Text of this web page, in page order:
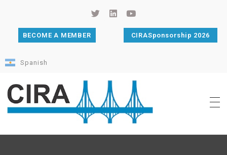
BECOME A MEMBER CIRASponsorship 2026
Spanish